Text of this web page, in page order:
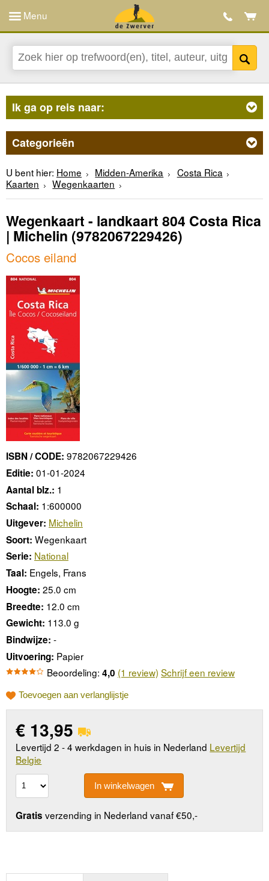
Menu
Ik ga op reis naar:
Categorieën
U bent hier: Home Midden-Amerika
Costa Rica
Kaarten
Wegenkaarten
Wegenkaart - landkaart 804 Costa Rica
| Michelin (9782067229426)
Cocos eiland
ISBN / CODE: 9782067229426
Editie: 01-01-2024
Aantal blz.: 1
Schaal: 1:600000
Uitgever: Michelin
Soort: Wegenkaart
Serie: National
Taal: Engels, Frans
Hoogte: 25.0 cm
Breedte: 12.0 cm
Gewicht: 113.0 g
Bindwijze: -
Uitvoering: Papier
Beoordeling: 4,0 (1 review) Schrijf een review
Toevoegen aan verlanglijstje
€ 13,95
Levertijd 2 - 4 werkdagen in huis in Nederland Levertijd
Belgie
In winkelwagen
Gratis verzending in Nederland vanaf €50,-